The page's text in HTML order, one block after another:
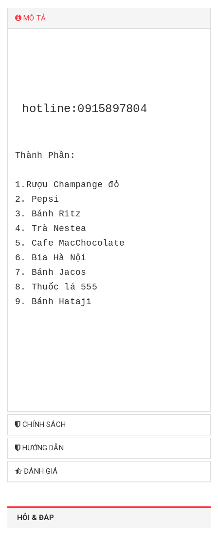
MÔ TẢ
hotline:0915897804
Thành Phần:
1.Rượu Champange đỏ
2. Pepsi
3. Bánh Ritz
4. Trà Nestea
5. Cafe MacChocolate
6. Bia Hà Nội
7. Bánh Jacos
8. Thuốc lá 555
9. Bánh Hataji
CHÍNH SÁCH
HƯỚNG DẪN
ĐÁNH GIÁ
HỎI & ĐÁP